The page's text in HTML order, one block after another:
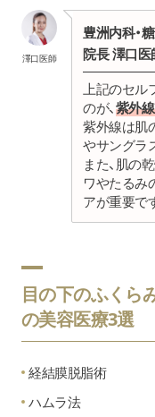
澤口医師
豊洲内科・
院長 澤口医
上記のセル
のが、 紫外
紫外線は肌
やサングラ
また、肌の
ワやたるみ
アが重要で
目の下のふくら
の美容医療3選
経結膜脱脂術
ハムラ法